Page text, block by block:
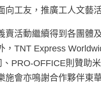
向工友，推廣工人文藝
賣活動繼續得到各團體
，TNT Express
PRO-OFFICE則贊助
施會亦鳴謝合作夥伴東